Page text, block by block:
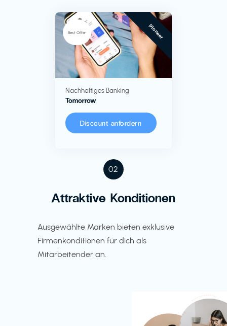
02
Attraktive Konditionen
Ausgewählte Marken bieten exklusive
Firmenkonditionen für dich als
Mitarbeitender an.
Best Offer Pioneer
Nachhaltiges Banking
Tomorrow
Discount anfordern